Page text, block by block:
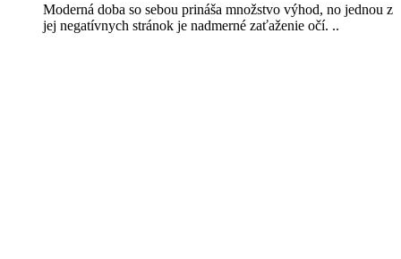
Moderná doba so sebou prináša množstvo výhod, no jednou z
jej negatívnych stránok je nadmerné zaťaženie očí. ..